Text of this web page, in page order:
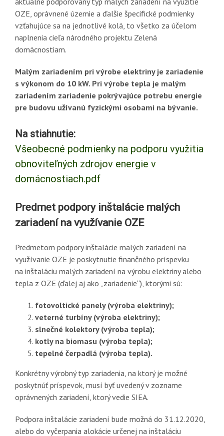
OZE, oprávnené územie a ďalšie špecifické podmienky
vzťahujúce sa na jednotlivé kolá, to všetko za účelom
naplnenia cieľa národného projektu Zelená
domácnostiam.
Malým zariadením pri výrobe elektriny je zariadenie
s výkonom do 10 kW. Pri výrobe tepla je malým
zariadením zariadenie pokrývajúce potrebu energie
pre budovu užívanú fyzickými osobami na bývanie.
Na stiahnutie:
Všeobecné podmienky na podporu využitia
obnoviteľných zdrojov energie v
domácnostiach.pdf
Predmet podpory inštalácie malých
zariadení na využívanie OZE
Predmetom podpory inštalácie malých zariadení na
využívanie OZE je poskytnutie finančného príspevku
na inštaláciu malých zariadení na výrobu elektriny alebo
tepla z OZE (ďalej aj ako „zariadenie“), ktorými sú:
fotovoltické panely (výroba elektriny);
veterné turbíny (výroba elektriny);
slnečné kolektory (výroba tepla);
kotly na biomasu (výroba tepla);
tepelné čerpadlá (výroba tepla).
Konkrétny výrobný typ zariadenia, na ktorý je možné
poskytnúť príspevok, musí byť uvedený v zozname
oprávnených zariadení, ktorý vedie SIEA.
Podpora inštalácie zariadení bude možná do 31.12.2020,
alebo do vyčerpania alokácie určenej na inštaláciu